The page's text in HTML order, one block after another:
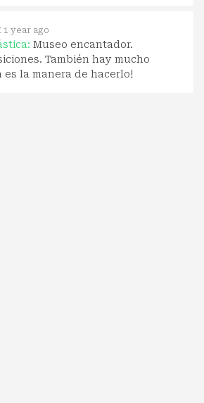
1 year ago
Museo encantador.
También hay mucho
es la manera de hacerlo!